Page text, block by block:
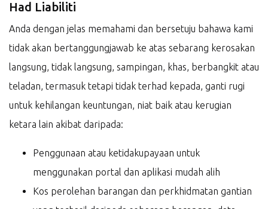
Had Liabiliti
Anda dengan jelas memahami dan bersetuju bahawa kami
tidak akan bertanggungjawab ke atas sebarang kerosakan
langsung, tidak langsung, sampingan, khas, berbangkit atau
teladan, termasuk tetapi tidak terhad kepada, ganti rugi
untuk kehilangan keuntungan, niat baik atau kerugian
ketara lain akibat daripada:
Penggunaan atau ketidakupayaan untuk
menggunakan portal dan aplikasi mudah alih
Kos perolehan barangan dan perkhidmatan gantian